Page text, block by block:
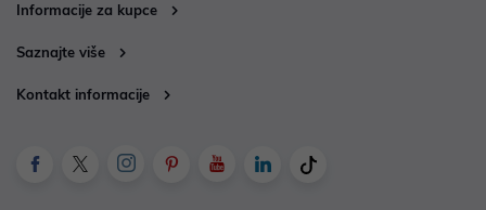
Informacije za kupce
Saznajte više
Kontakt informacije